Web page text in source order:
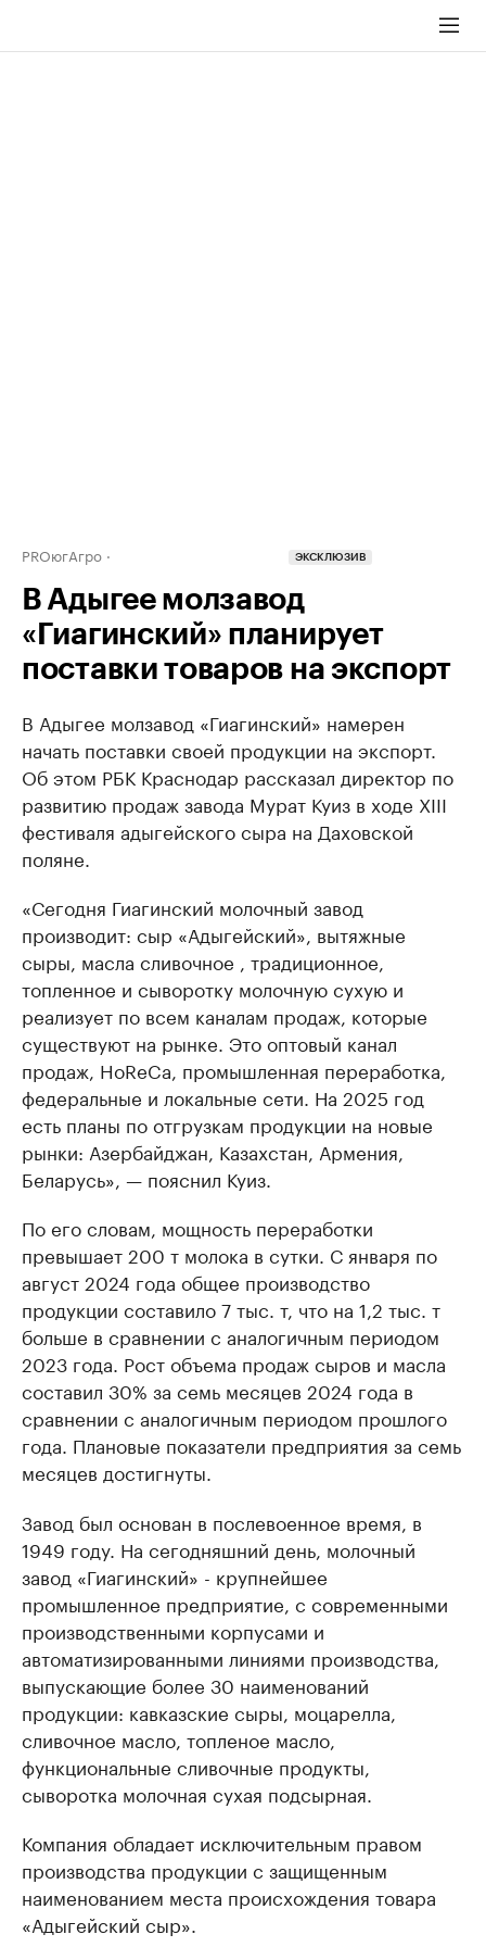
PROюгАгро ЭКСКЛЮЗИВ
В Адыгее молзавод
«Гиагинский» планирует
поставки товаров на экспорт
В Адыгее молзавод «Гиагинский» намерен
начать поставки своей продукции на экспорт.
Об этом РБК Краснодар рассказал директор по
развитию продаж завода Мурат Куиз в ходе XIII
фестиваля адыгейского сыра на Даховской
поляне.
«Сегодня Гиагинский молочный завод
производит: сыр «Адыгейский», вытяжные
сыры, масла сливочное , традиционное,
топленное и сыворотку молочную сухую и
реализует по всем каналам продаж, которые
существуют на рынке. Это оптовый канал
продаж, HoReCa, промышленная переработка,
федеральные и локальные сети. На 2025 год
есть планы по отгрузкам продукции на новые
рынки: Азербайджан, Казахстан, Армения,
Беларусь», — пояснил Куиз.
По его словам, мощность переработки
превышает 200 т молока в сутки. С января по
август 2024 года общее производство
продукции составило 7 тыс. т, что на 1,2 тыс. т
больше в сравнении с аналогичным периодом
2023 года. Рост объема продаж сыров и масла
составил 30% за семь месяцев 2024 года в
сравнении с аналогичным периодом прошлого
года. Плановые показатели предприятия за семь
месяцев достигнуты.
Завод был основан в послевоенное время, в
1949 году. На сегодняшний день, молочный
завод «Гиагинский» - крупнейшее
промышленное предприятие, с современными
производственными корпусами и
автоматизированными линиями производства,
выпускающие более 30 наименований
продукции: кавказские сыры, моцарелла,
сливочное масло, топленое масло,
функциональные сливочные продукты,
сыворотка молочная сухая подсырная.
Компания обладает исключительным правом
производства продукции с защищенным
наименованием места происхождения товара
«Адыгейский сыр».